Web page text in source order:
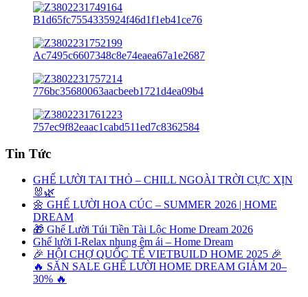
Tin Tức
GHẾ LƯỜI TAI THỎ – CHILL NGOÀI TRỜI CỰC XỊN
🐰🌿
🌼 GHẾ LƯỜI HOA CÚC – SUMMER 2026 | HOME
DREAM
🎁 Ghế Lười Túi Tiền Tài Lộc Home Dream 2026
Ghế lười I-Relax nhung êm ái – Home Dream
🎉 HỘI CHỢ QUỐC TẾ VIETBUILD HOME 2025 🎉
🔥 SĂN SALE GHẾ LƯỜI HOME DREAM GIẢM 20–
30% 🔥